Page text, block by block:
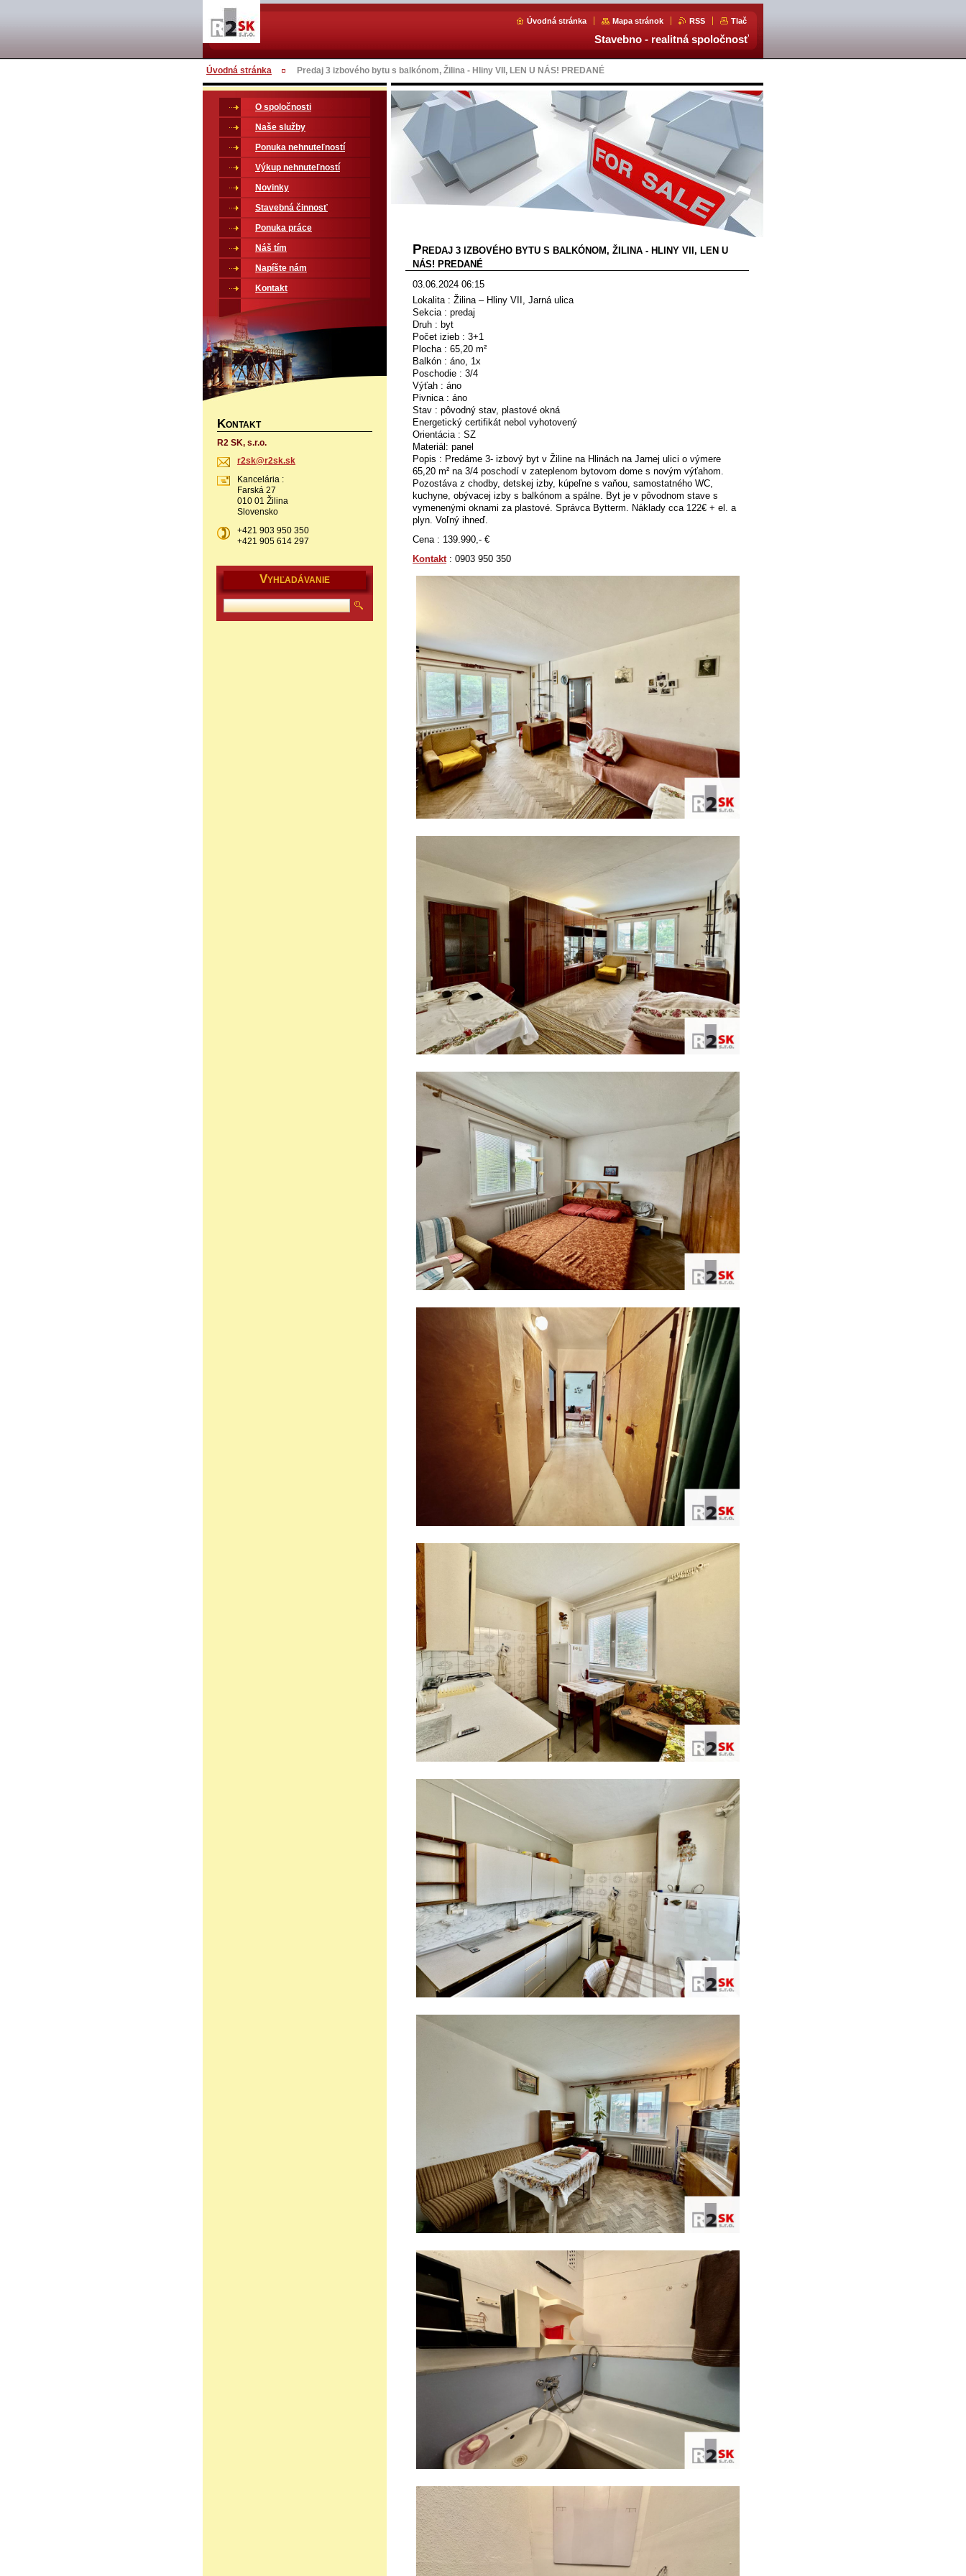
Úvodná stránka Mapa stránok RSS Tlač
Stavebno - realitná spoločnosť
Úvodná stránka Predaj 3 izbového bytu s balkónom, Žilina - Hliny VII, LEN U NÁS! PREDANÉ
P REDAJ 3 IZBOVÉHO BYTU S BALKÓNOM, ŽILINA - HLINY VII, LEN U
NÁS! PREDANÉ
03.06.2024 06:15
Lokalita : Žilina – Hliny VII, Jarná ulica
Sekcia : predaj
Druh : byt
Počet izieb : 3+1
Plocha : 65,20 m²
Balkón : áno, 1x
Poschodie : 3/4
Výťah : áno
Pivnica : áno
Stav : pôvodný stav, plastové okná
Energetický certifikát nebol vyhotovený
Orientácia : SZ
Materiál: panel
Popis : Predáme 3- izbový byt v Žiline na Hlinách na Jarnej ulici o výmere
65,20 m² na 3/4 poschodí v zateplenom bytovom dome s novým výťahom.
Pozostáva z chodby, detskej izby, kúpeľne s vaňou, samostatného WC,
kuchyne, obývacej izby s balkónom a spálne. Byt je v pôvodnom stave s
vymenenými oknami za plastové. Správca Bytterm. Náklady cca 122€ + el. a
plyn. Voľný ihneď.
Cena : 139.990,- €
Kontakt: 0903 950 350
O spoločnosti
Naše služby
Ponuka nehnuteľností
Výkup nehnuteľností
Novinky
Stavebná činnosť
Ponuka práce
Náš tím
Napíšte nám
Kontakt
KONTAKT
R2 SK, s.r.o.
r2sk@r2s k.sk
Kancelária :
Farská 27
010 01 Žilina
Slovensko
+421 903 950 350
+421 905 614 297
VYHĽADÁVANIE